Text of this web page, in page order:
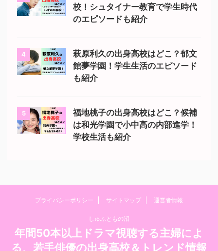
校！シュタイナー教育で学生時代
のエピソードも紹介
4
萩原利久の出身高校はどこ？郁文
館夢学園！学生生活のエピソード
も紹介
5
福地桃子の出身高校はどこ？候補
は和光学園で小中高の内部進学！
学校生活も紹介
プライバシーポリシー サイトマップ 運営者情報
しゅふともの沼
年間50本以上ドラマ視聴する主婦によ
る、若手俳優の出身高校＆トレンド情報